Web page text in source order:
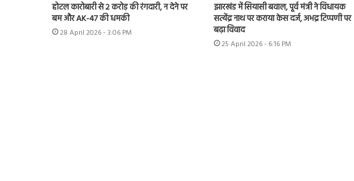
होटल कारोबारी से 2 करोड़ की रंगदारी, न देने पर
बम और AK-47 की धमकी
28 April 2026 - 3:06 PM
झारखंड में सियासी बवाल, पूर्व मंत्री ने विधायक
सत्येंद्र नाथ पर कराया केस दर्ज, अभद्र टिप्पणी पर
बढ़ा विवाद
25 April 2026 - 6:16 PM